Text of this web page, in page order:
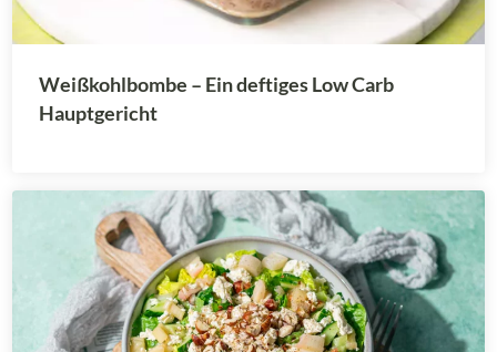
Weißkohlbombe – Ein deftiges Low Carb
Hauptgericht